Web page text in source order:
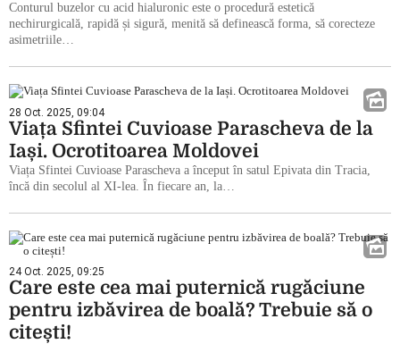
Conturul buzelor cu acid hialuronic este o procedură estetică
nechirurgicală, rapidă și sigură, menită să definească forma, să corecteze
asimetriile…
28 Oct. 2025, 09:04
Viața Sfintei Cuvioase Parascheva de la
Iași. Ocrotitoarea Moldovei
Viața Sfintei Cuvioase Parascheva a început în satul Epivata din Tracia,
încă din secolul al XI-lea. În fiecare an, la…
24 Oct. 2025, 09:25
Care este cea mai puternică rugăciune
pentru izbăvirea de boală? Trebuie să o
citești!